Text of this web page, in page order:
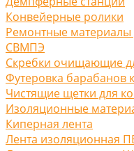
Конвейерные ролики
Ремонтные материалы
СВМПЭ
Скребки очищающие
Футеровка барабанов
Чистящие щетки для
Изоляционные
Киперная лента
Лента изоляционная